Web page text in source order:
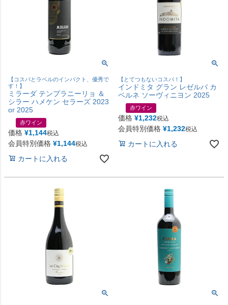
【コスパとラベルのインパクト、優秀で
す！】
ミラーダ テンプラニーリョ ＆
シラー ハメケン セラーズ 2023
or 2025
赤ワイン
価格 ¥1,144税込
会員特別価格 ¥1,144税込
カートに入れる
【とてつもないコスパ！】
インドミタ グラン レゼルバ カ
ベルネ ソーヴィニヨン 2025
赤ワイン
価格 ¥1,232税込
会員特別価格 ¥1,232税込
カートに入れる